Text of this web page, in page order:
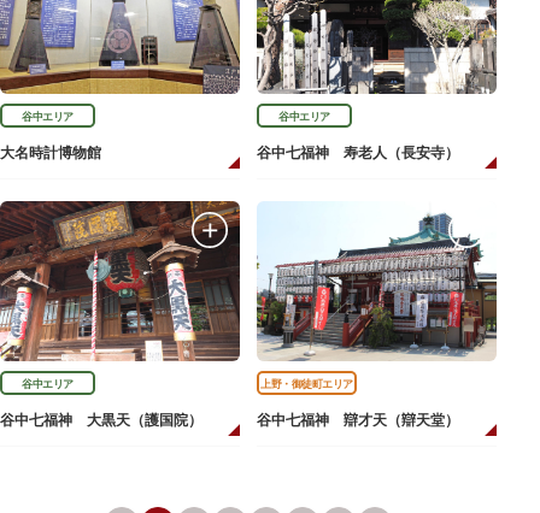
谷中エリア
大名時計博物館
谷中エリア
谷中七福神 寿老人（長安寺）
谷中エリア
谷中七福神 大黒天（護国院）
上野・御徒町エリア
谷中七福神 辯才天（辯天堂）